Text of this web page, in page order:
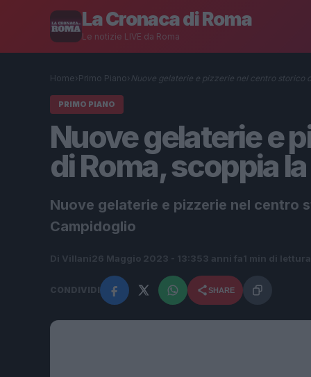
La Cronaca di Roma
Le notizie LIVE da Roma
Home› Primo Piano› Nuove gelaterie e pizzerie nel centro storico
PRIMO PIANO
Nuove gelaterie e
di Roma, scoppia
Nuove gelaterie e pizzerie nel centro
Campidoglio
Di Villani26 Maggio 2023 - 13:35 3 anni fa 1 min di lettura
CONDIVIDI SHARE